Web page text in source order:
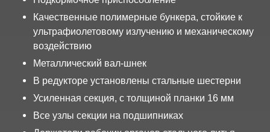
Качественные полимерные бункера, стойкие к
ультрафиолетовому излучению и механическому
воздействию
Металлический вал-шнек
В редукторе установлены стальные шестерни
Усиленная секция, с толщиной планки 16 мм
Все узлы секции на подшипниках